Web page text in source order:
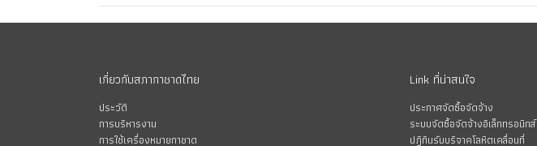
เกี่ยวกับสภากาชาดไทย
ประวัติ
การบริหารงาน
การใช้เครื่องหมายกาชาด
Link ที่น่าสนใจ
ประกาศจัดซื้อจัดจ้าง
ระบบจัดซื้อจัดจ้างอิเล็กทรอนิกส์
ปฏิทินรับบริจาคโลหิตเคลื่อนที่